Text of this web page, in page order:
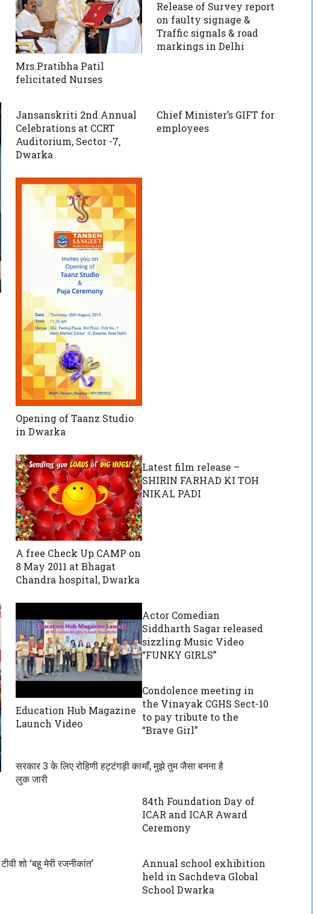
Mrs.Pratibha Patil
felicitated Nurses
Release of Survey report
on faulty signage &
Traffic signals & road
markings in Delhi
Jansanskriti 2nd Annual
Celebrations at CCRT
Auditorium, Sector -7,
Dwarka
Chief Minister’s GIFT for
employees
Opening of Taanz Studio
in Dwarka
A free Check Up CAMP on
8 May 2011 at Bhagat
Chandra hospital, Dwarka
Latest film release –
SHIRIN FARHAD KI TOH
NIKAL PADI
Education Hub Magazine
Launch Video
Actor Comedian
Siddharth Sagar released
sizzling Music Video
“FUNKY GIRLS”
Condolence meeting in
the Vinayak CGHS Sect-10
to pay tribute to the
“Brave Girl”
सरकार 3 के लिए रोहिणी हट्टंगड़ी का
लुक जारी
माँ, मुझे तुम जैसा बनना है
84th Foundation Day of
ICAR and ICAR Award
Ceremony
टीवी शो ‘बहू मेरी रजनीकांत’
Annual school exhibition
held in Sachdeva Global
School Dwarka